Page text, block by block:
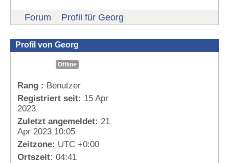
Forum Profil für Georg
Profil von Georg
Offline
Rang : Benutzer
Registriert seit: 15 Apr
2023
Zuletzt angemeldet: 21
Apr 2023 10:05
Zeitzone: UTC +0:00
Ortszeit: 04:41